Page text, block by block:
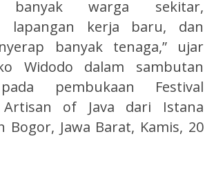
banyak warga sekitar,
lapangan kerja baru, dan
banyak tenaga,” ujar
Widodo dalam sambutan
pembukaan Festival
Artisan of Java dari Istana
Bogor, Jawa Barat, Kamis, 20